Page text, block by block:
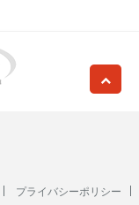
プライバシーポリシー